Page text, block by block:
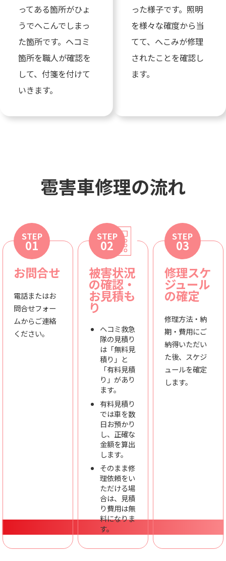
ってある箇所がひょ
うでへこんでしまっ
た箇所です。ヘコミ
箇所を職人が確認を
して、付箋を付けて
いきます。
った様子です。照明
を様々な確度から当
てて、へこみが修理
されたことを確認し
ます。
雹害車修理の流れ
STEP
01
お問合せ
電話またはお
問合せフォー
ムからご連絡
ください。
STEP
02
被害状況
の確認・
お見積も
り
ヘコミ救急
隊の見積り
は「無料見
積り」と
「有料見積
り」があり
ます。
有料見積り
では車を数
日お預かり
し、正確な
金額を算出
します。
そのまま修
理依頼をい
ただける場
合は、見積
り費用は無
料になりま
す。
STEP
03
修理スケ
ジュール
の確定
修理方法・納
期・費用にご
納得いただい
た後、スケジ
ュールを確定
します。